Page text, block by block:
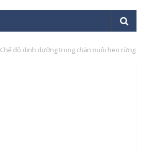
Chế độ dinh dưỡng trong chăn nuôi heo rừng